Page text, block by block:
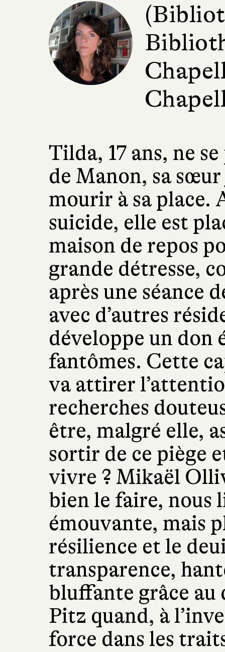
Tilda, 17 ans, ne
de Manon, sa
mourir à sa place.
suicide, elle est
maison de repos
grande détresse,
après une séance
avec d’autres
développe un don
fantômes. Cette
va attirer
recherches
être, malgré elle,
sortir de ce piège
vivre ? Mikaël
bien le faire, nous
émouvante, mais
résilience et le
transparence,
bluffante grâce au
Pitz quand, à
force dans les